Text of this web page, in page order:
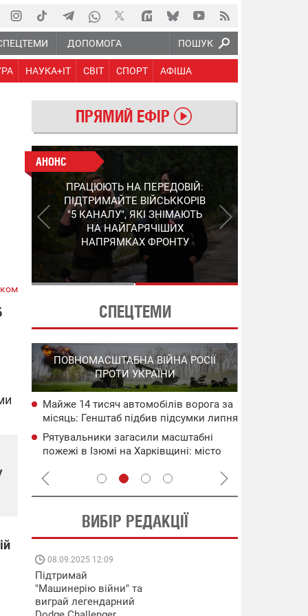
ПОШУК
ДОПОМОГА
НАУКА+IT СВІТ СПОРТ АФІША
ПРЯМИЙ ЕФІР
АНОНС
КІНЕЦЬ ВОРОЖИМ
"МОЛНІЯМ" ТА FPV: ЯК
УКРАЇНСЬКИЙ STEP-3
ЗМІНЮЄ ПРАВИЛА ГРИ –
ПОДРОБИЦІ ПРО
ПЕРЕХОПЛЮВАЧ
АНОНС
ПРАЦЮЮТЬ НА ПЕРЕДОВІЙ:
ПІДТРИМАЙТЕ ВІЙСЬККОРІВ
"5 КАНАЛУ", ЯКІ ЗНІМАЮТЬ
НА НАЙГАРЯЧІШИХ
НАПРЯМКАХ ФРОНТУ
СПЕЦТЕМИ
ПОВНОМАСШТАБНА ВІЙНА РОСІЇ
ПРОТИ УКРАЇНИ
Майже 14 тисяч автомобілів ворога за
місяць: Генштаб підбив підсумки липня
Рятувальники загасили масштабні
пожежі в Ізюмі на Харківщині: місто
ВИБІР РЕДАКЦІЇ
08.09.2025 12:09
Підтримай
"Машинерію війни" та
виграй легендарний